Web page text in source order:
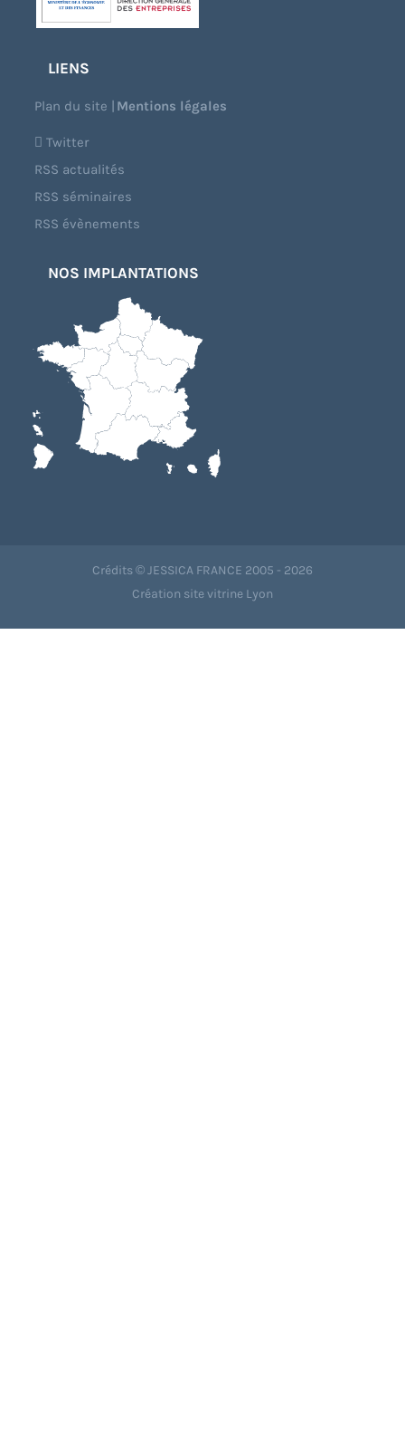
LIENS
Plan du site |Mentions légales
Twitter
RSS actualités
RSS séminaires
RSS évènements
NOS IMPLANTATIONS
Crédits © JESSICA FRANCE 2005 - 2026
Création site vitrine Lyon